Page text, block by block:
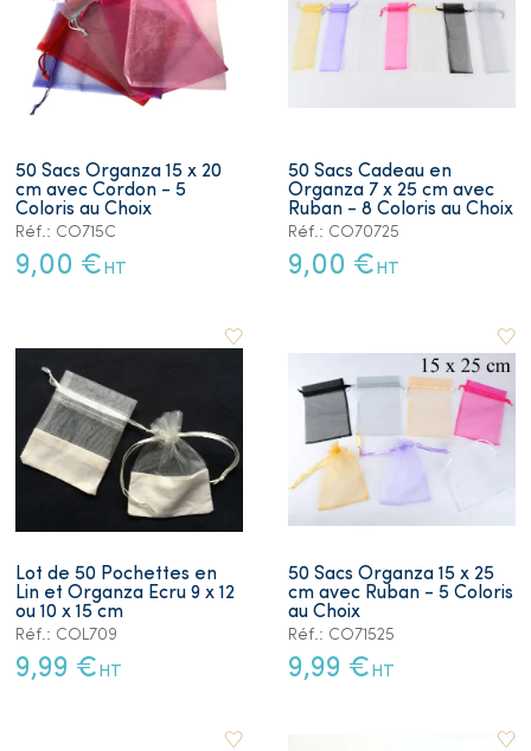
50 Sacs Organza 15 x 20
cm avec Cordon - 5
Coloris au Choix
Réf.: CO715C
9,00 € HT
50 Sacs Cadeau en
Organza 7 x 25 cm avec
Ruban - 8 Coloris au Choix
Réf.: CO70725
9,00 € HT
Lot de 50 Pochettes en
Lin et Organza Ecru 9 x 12
ou 10 x 15 cm
Réf.: COL709
9,99 € HT
50 Sacs Organza 15 x 25
cm avec Ruban - 5 Coloris
au Choix
Réf.: CO71525
9,99 € HT